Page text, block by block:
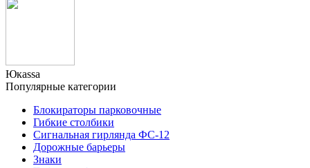
Юкаssа
Популярные категории
Блокираторы парковочные
Гибкие столбики
Сигнальная гирлянда ФС-12
Дорожные барьеры
Знаки